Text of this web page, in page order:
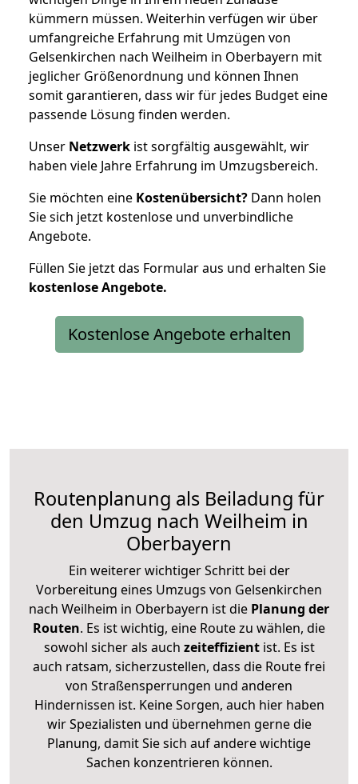
kümmern müssen. Weiterhin verfügen wir über
umfangreiche Erfahrung mit Umzügen von
Gelsenkirchen nach Weilheim in Oberbayern mit
jeglicher Größenordnung und können Ihnen
somit garantieren, dass wir für jedes Budget eine
passende Lösung finden werden.
Unser Netzwerk ist sorgfältig ausgewählt, wir
haben viele Jahre Erfahrung im Umzugsbereich.
Sie möchten eine Kostenübersicht? Dann holen
Sie sich jetzt kostenlose und unverbindliche
Angebote.
Füllen Sie jetzt das Formular aus und erhalten Sie
kostenloseAngebote.
Kostenlose Angebote erhalten
Routenplanung als Beiladung für
den Umzug nach Weilheim in
Oberbayern
Ein weiterer wichtiger Schritt bei der
Vorbereitung eines Umzugs von Gelsenkirchen
nach Weilheim in Oberbayern ist die Planung der
Routen. Es ist wichtig, eine Route zu wählen, die
sowohl sicher als auch zeiteffizientist. Es ist
auch ratsam, sicherzustellen, dass die Route frei
von Straßensperrungen und anderen
Hindernissen ist. Keine Sorgen, auch hier haben
wir Spezialisten und übernehmen gerne die
Planung, damit Sie sich auf andere wichtige
Sachen konzentrieren können.